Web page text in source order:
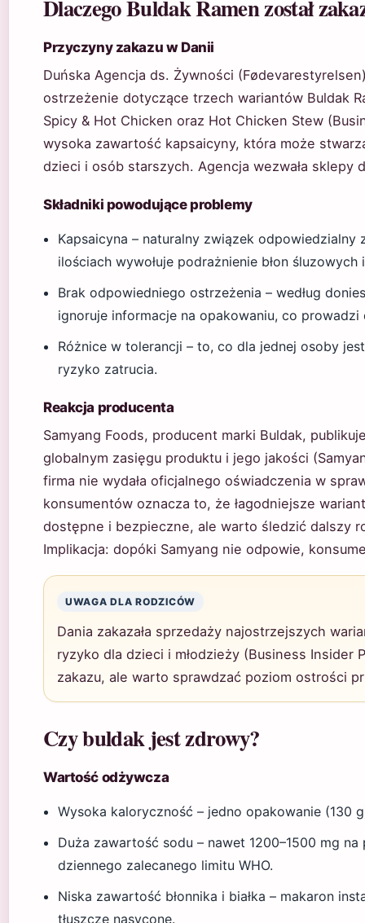
Dlaczego Buldak Ramen został
Przyczyny zakazu w Danii
Duńska Agencja ds. Żywności
ostrzeżenie dotyczące trzech wariantów Buldak
Spicy & Hot Chicken oraz Hot Chicken Stew
wysoka zawartość kapsaicyny, która może
dzieci i osób starszych. Agencja wezwała sklepy
Składniki powodujące problemy
Kapsaicyna – naturalny związek
ilościach wywołuje podrażnienie błon
Brak odpowiedniego ostrzeżenia – według
ignoruje informacje na opakowaniu, co
Różnice w tolerancji – to, co dla jednej osoby
ryzyko zatrucia.
Reakcja producenta
Samyang Foods, producent marki Buldak,
globalnym zasięgu produktu i jego jakości
firma nie wydała oficjalnego oświadczenia w
konsumentów oznacza to, że łagodniejsze
dostępne i bezpieczne, ale warto śledzić dalszy
Implikacja: dopóki Samyang nie odpowie,
UWAGA DLA RODZICÓW
Dania zakazała sprzedaży najostrzejszych
ryzyko dla dzieci i młodzieży (Business Insider
zakazu, ale warto sprawdzać poziom ostrości
Czy buldak jest zdrowy?
Wartość odżywcza
Wysoka kaloryczność – jedno opakowanie (130
Duża zawartość sodu – nawet 1200–1500 mg
dziennego zalecanego limitu WHO.
Niska zawartość błonnika i białka – makaron
tłuszcze nasycone.